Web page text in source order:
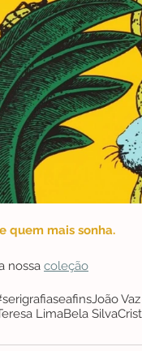
quem mais sonha.
nossa coleção
João
LimaBela Silva